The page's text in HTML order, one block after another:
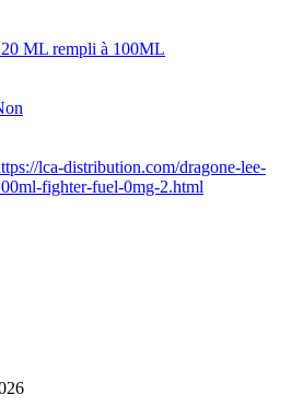
ML rempli à 100ML
lca-distribution.com/dragone-lee-
fighter-fuel-0mg-2.html